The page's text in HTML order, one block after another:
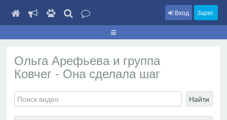
Вход Зарег.
Ольга Арефьева и группа
Ковчег - Она сделала шаг
Найти